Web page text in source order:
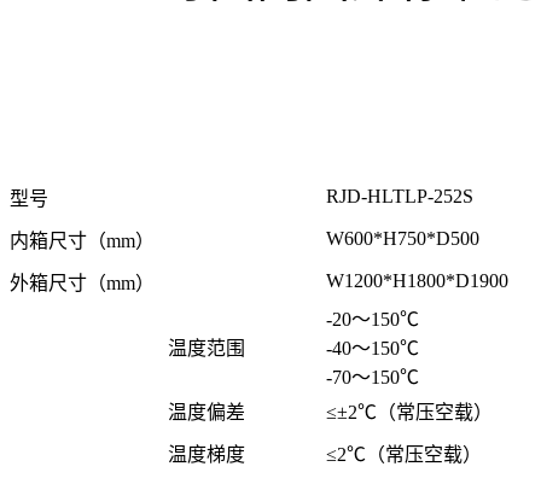
型号 RJD-HLTLP-252S
内箱尺寸（mm） W600*H750*D500
外箱尺寸（mm） W1200*H1800*D1900
温度范围
-20～150℃
-40～150℃
-70～150℃
温度偏差
≤±2℃（常压空载）
温度梯度 ≤2℃（常压空载）